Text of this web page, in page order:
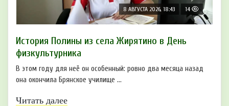
8 АВГУСТА 2026, 18:43 14
История Полины из села Жирятино в День
физкультурника
В этом году для неё он особенный: ровно два месяца назад
она окончила Брянское училище ...
Читать далее